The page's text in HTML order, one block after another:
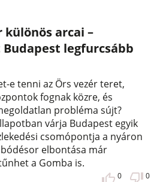
különös arcai –
legfurcsább
e tenni az Örs vezér teret,
fognak közre, és
probléma sújt?
várja Budapest egyik
csomópontja a nyáron
elbontása már
a Gomba is.
0 0